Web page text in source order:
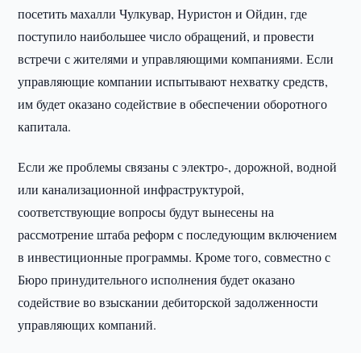
посетить махалли Чулкувар, Нуристон и Ойдин, где
поступило наибольшее число обращений, и провести
встречи с жителями и управляющими компаниями. Если
управляющие компании испытывают нехватку средств,
им будет оказано содействие в обеспечении оборотного
капитала.
Если же проблемы связаны с электро-, дорожной, водной
или канализационной инфраструктурой,
соответствующие вопросы будут вынесены на
рассмотрение штаба реформ с последующим включением
в инвестиционные программы. Кроме того, совместно с
Бюро принудительного исполнения будет оказано
содействие во взыскании дебиторской задолженности
управляющих компаний.